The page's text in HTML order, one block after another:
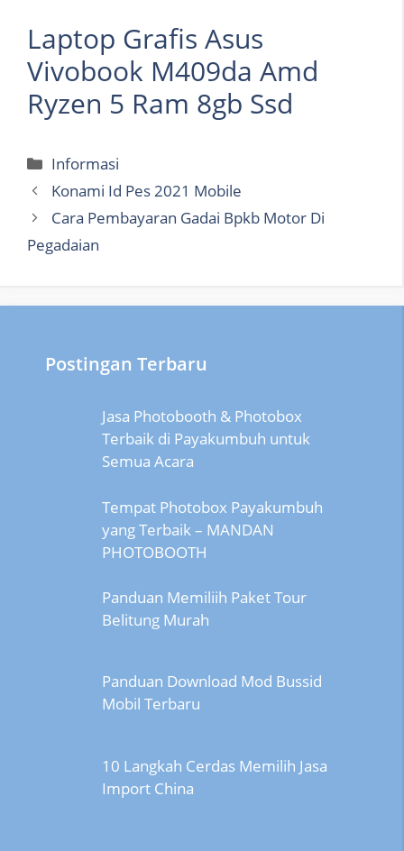
Laptop Grafis Asus
Vivobook M409da Amd
Ryzen 5 Ram 8gb Ssd
Categories
Informasi
Konami Id Pes 2021 Mobile
Cara Pembayaran Gadai Bpkb Motor Di
Pegadaian
Postingan Terbaru
Jasa Photobooth & Photobox
Terbaik di Payakumbuh untuk
Semua Acara
Tempat Photobox Payakumbuh
yang Terbaik – MANDAN
PHOTOBOOTH
Panduan Memiliih Paket Tour
Belitung Murah
Panduan Download Mod Bussid
Mobil Terbaru
10 Langkah Cerdas Memilih Jasa
Import China